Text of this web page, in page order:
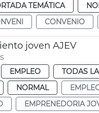
TEMÁTICA
CONVENIO
joven AJEV
EMPLEO TODAS
NORMAL
EMPRENEDORIA